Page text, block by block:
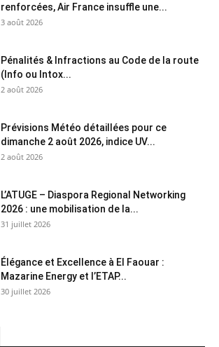
renforcées, Air France insuffle une...
3 août 2026
Pénalités & Infractions au Code de la route
(Info ou Intox...
2 août 2026
Prévisions Météo détaillées pour ce
dimanche 2 août 2026, indice UV...
2 août 2026
L’ATUGE – Diaspora Regional Networking
2026 : une mobilisation de la...
31 juillet 2026
Élégance et Excellence à El Faouar :
Mazarine Energy et l’ETAP...
30 juillet 2026